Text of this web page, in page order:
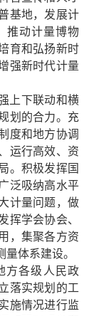
基地，发展计
推动计量博物
育和弘扬新时
强新时代计量
上下联动和横
划的合力。充
度和地方协调
运行高效、资
。积极发挥国
泛吸纳高水平
计量问题，做
挥学会协会、
，集聚各方资
体系建设。
方各级人民政
落实规划的工
施情况进行监